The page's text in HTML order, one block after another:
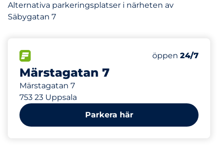
Alternativa parkeringsplatser i närheten av
Säbygatan 7
Märstagatan 7
Märstagatan 7
753 23 Uppsala
Antal
Totalt antal
öppen 24/7
342 m
Parkera här